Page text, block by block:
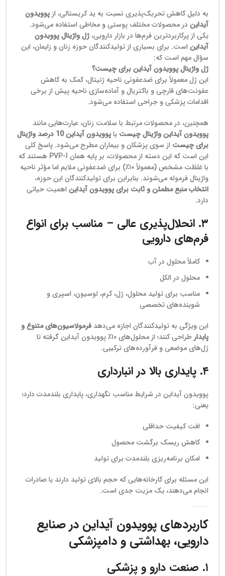
به دلیل کاهش تحریک‌پذیری نسبت به ید کریستالی، از پوویدون
آیداین در محصولات مختلف پوستی و مخاطی استفاده می‌شود.
یکی از پرکاربردترین فرم‌ها در بازار دارویی، ژل واژینال پوویدون
آیداین است. برای بسیاری از تولیدکنندگان حوزه زنان و زایمان، این
سؤال مهم است که:
ژل واژینال پوویدون آیداین برای چیست؟
این ژل معمولاً برای ضدعفونی ناحیه ژنیتال، کمک به کاهش
عفونت‌های قارچی و باکتریال و آماده‌سازی ناحیه پیش از برخی
اقدامات پزشکی و جراحی استفاده می‌شود.
همچنین، در محصولات مرتبط با سلامت زنان، عبارت‌هایی مانند
پوویدون آیداین واژینال چیست یا
پوویدون آیداین 10 درصد واژینال
برای چیست از سوی پزشکان و بیماران مطرح می‌شود. پاسخ کلی
این است که این دسته از محصولات، بر پایه همان PVP-I هستند که
با غلظت مشخص (معمولاً ۱۰٪) برای ضدعفونی ملایم اما مؤثر ناحیه
واژینال فرموله می‌شوند. بنابراین برای تولیدکنندگان این حوزه،
انتخاب منبع مطمئن و ثابت برای پوویدون آیداین اهمیت حیاتی
دارد.
۳. انحلال‌پذیری عالی – مناسب برای انواع
فرم‌های دارویی
کاملاً محلول در آب
محلول در الکل
مناسب برای تولید محلول، ژل، کرم، لوسیون، اسپری و
شوینده‌های تخصصی
این ویژگی به تولیدکنندگان اجازه می‌دهد فرمولاسیون‌های متنوع و
پایدار
طراحی کنند؛ از محلول‌های ۱۰٪ پوویدون آیداین گرفته تا
ژل‌های موضعی و فرآورده‌های ترکیبی.
۴. پایداری بالا در انبارداری
پوویدون آیداین در شرایط مناسب نگهداری، پایداری بلندمدت دارد؛
یعنی:
افت کیفیت حداقلی
کاهش ریسک برگشت محصول
امکان برنامه‌ریزی بلندمدت برای تولید
این مسئله برای کارخانه‌هایی که حجم بالای تولید دارند یا صادرات
انجام می‌دهند، یک مزیت جدی است.
کاربردهای پوویدون آیداین در صنایع
دارویی، بهداشتی و دامپزشکی
۱. صنعت دارو و پزشکی